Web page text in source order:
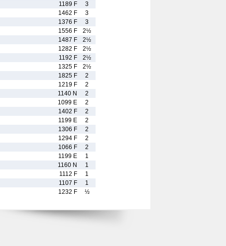
1189 F
3
1462 F
3
1376 F
3
1556 F
2½
1487 F
2½
1282 F
2½
1192 F
2½
1325 F
2½
1825 F
2
1219 F
2
1140 N
2
1099 E
2
1402 F
2
1199 E
2
1306 F
2
1294 F
2
1066 F
2
1199 E
1
1160 N
1
1112 F
1
1107 F
1
1232 F ½